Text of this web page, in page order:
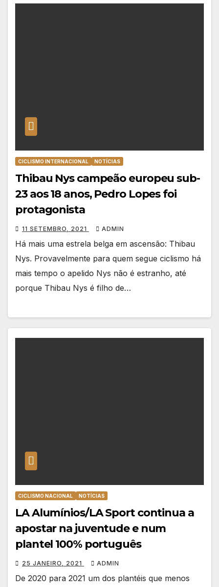
CICLISMO INTERNACIONAL NOTÍCIAS
Thibau Nys campeão europeu sub-
23 aos 18 anos, Pedro Lopes foi
protagonista
11 SETEMBRO, 2021 ADMIN
Há mais uma estrela belga em ascensão: Thibau
Nys. Provavelmente para quem segue ciclismo há
mais tempo o apelido Nys não é estranho, até
porque Thibau Nys é filho de…
CICLISMO NACIONAL NOTÍCIAS
LA Alumínios/LA Sport continua a
apostar na juventude e num
plantel 100% português
25 JANEIRO, 2021 ADMIN
De 2020 para 2021 um dos plantéis que menos